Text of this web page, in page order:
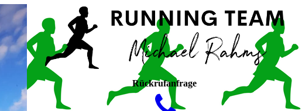
Rückrufanfrage